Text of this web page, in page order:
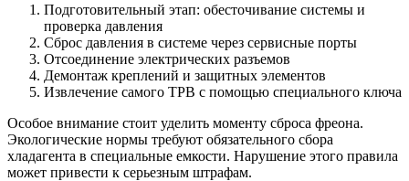
Подготовительный этап: обесточивание системы и
проверка давления
Сброс давления в системе через сервисные порты
Отсоединение электрических разъемов
Демонтаж креплений и защитных элементов
Извлечение самого ТРВ с помощью специального ключа
Особое внимание стоит уделить моменту сброса фреона.
Экологические нормы требуют обязательного сбора
хладагента в специальные емкости. Нарушение этого правила
может привести к серьезным штрафам.